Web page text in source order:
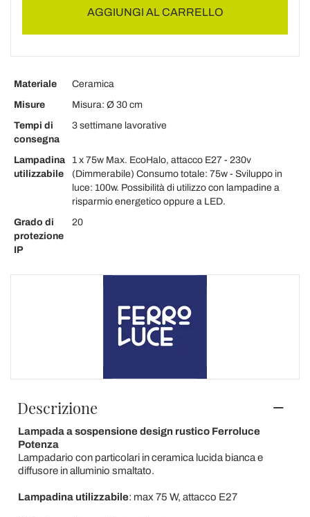
AGGIUNGI AL CARRELLO
Materiale
Ceramica
Misure
Misura: Ø 30 cm
Tempi di
consegna
3 settimane lavorative
Lampadina
utilizzabile
1 x 75w Max. EcoHalo, attacco E27 - 230v
(Dimmerabile) Consumo totale: 75w - Sviluppo in
luce: 100w. Possibilità di utilizzo con lampadine a
risparmio energetico oppure a LED.
Grado di
protezione
IP
20
Descrizione
Lampada a sospensione design rustico Ferroluce
Potenza
Lampadario con particolari in ceramica lucida bianca e
diffusore in alluminio smaltato.
Lampadina utilizzabile: max 75 W, attacco E27